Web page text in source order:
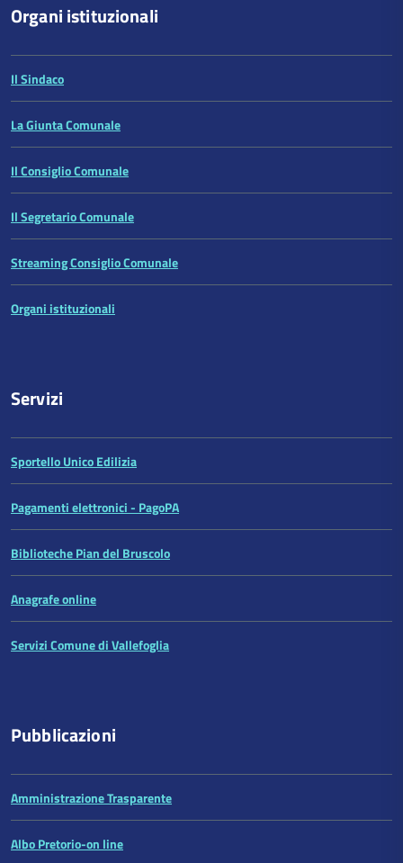
Organi istituzionali
Il Sindaco
La Giunta Comunale
Il Consiglio Comunale
Il Segretario Comunale
Streaming Consiglio Comunale
Organi istituzionali
Servizi
Sportello Unico Edilizia
Pagamenti elettronici - PagoPA
Biblioteche Pian del Bruscolo
Anagrafe online
Servizi Comune di Vallefoglia
Pubblicazioni
Amministrazione Trasparente
Albo Pretorio-on line